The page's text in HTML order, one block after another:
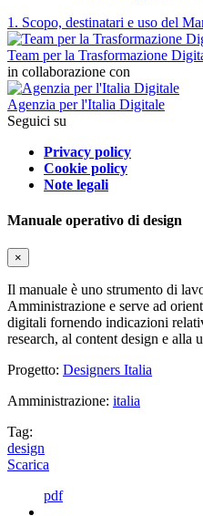
1. Scopo, destinatari e uso del
Team per la Trasformazione
in collaborazione con
Agenzia per l'Italia Digitale
Seguici su
Privacy policy
Cookie policy
Note legali
Manuale operativo di design
×
Il manuale è uno strumento di
Amministrazione e serve ad
digitali fornendo indicazioni
research, al content design e alla
Progetto: Designers Italia
Amministrazione: italia
Tag:
design
Scarica
pdf